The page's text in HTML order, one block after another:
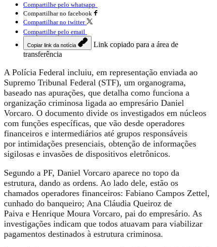
Compartilhe pelo whatsapp
Compartilhar no facebook
Compartilhar no twitter
Compartilhe pelo email
Copiar link da notícia
Link copiado para a área de
transferência
A Polícia Federal incluiu, em representação enviada ao
Supremo Tribunal Federal (STF), um organograma,
baseado nas apurações, que detalha como funciona a
organização criminosa ligada ao empresário Daniel
Vorcaro. O documento divide os investigados em núcleos
com funções específicas, que vão desde operadores
financeiros e intermediários até grupos responsáveis
por intimidações presenciais, obtenção de informações
sigilosas e invasões de dispositivos eletrônicos.
Segundo a PF, Daniel Vorcaro aparece no topo da
estrutura, dando as ordens. Ao lado dele, estão os
chamados operadores financeiros: Fabiano Campos Zettel,
cunhado do banqueiro; Ana Cláudia Queiroz de
Paiva e Henrique Moura Vorcaro, pai do empresário. As
investigações indicam que todos atuavam para viabilizar
pagamentos destinados à estrutura criminosa.